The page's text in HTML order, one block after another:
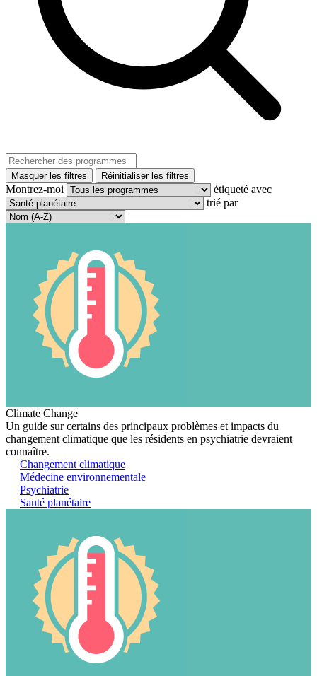
Masquer les filtres Réinitialiser les filtres
Montrez-moi
étiqueté avec
trié par
Climate Change
Un guide sur certains des principaux problèmes et impacts du
changement climatique que les résidents en psychiatrie devraient
connaître.
Changement climatique
Médecine environnementale
Psychiatrie
Santé planétaire